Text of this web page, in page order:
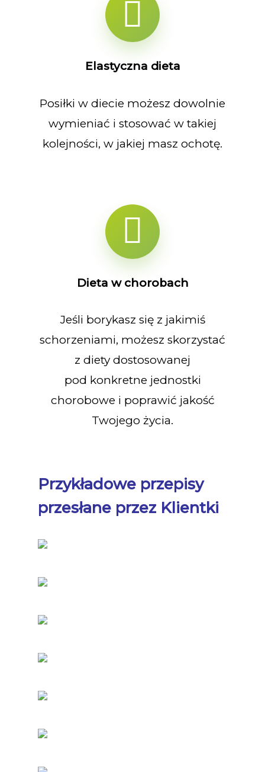
Elastyczna dieta
Posiłki w diecie możesz dowolnie
wymieniać i stosować w takiej
kolejności, w jakiej masz ochotę.
Dieta w chorobach
Jeśli borykasz się z jakimiś
schorzeniami, możesz skorzystać
z diety dostosowanej
pod konkretne jednostki
chorobowe i poprawić jakość
Twojego życia.
Przykładowe przepisy
przesłane przez Klientki